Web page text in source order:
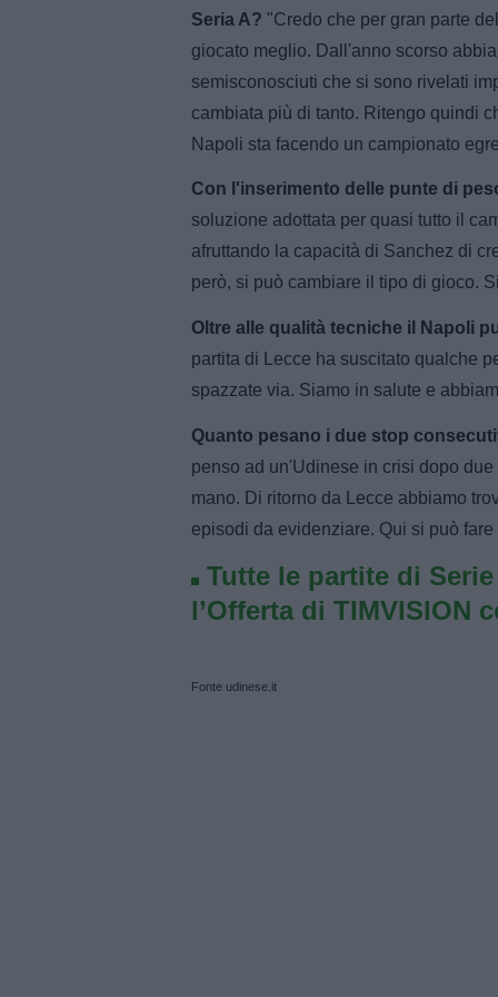
Seria A? "Credo che per gran parte
giocato meglio. Dall'anno scorso
semisconosciuti che si sono rivelati
cambiata più di tanto. Ritengo quindi
Napoli sta facendo un campionato
Con l'inserimento delle punte di
soluzione adottata per quasi tutto il
afruttando la capacità di Sanchez di
però, si può cambiare il tipo di gioco.
Oltre alle qualità tecniche il Napoli
partita di Lecce ha suscitato qualche
spazzate via. Siamo in salute e
Quanto pesano i due stop
penso ad un'Udinese in crisi dopo
mano. Di ritorno da Lecce abbiamo
episodi da evidenziare. Qui si può
Tutte le partite di
l’Offerta di TIMVISION
Fonte udinese.it